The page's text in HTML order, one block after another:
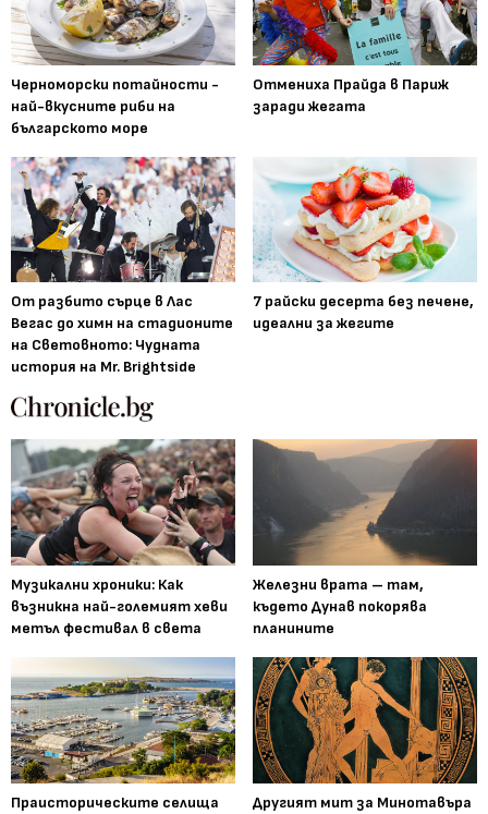
Черноморски потайности -
най-вкусните риби на
българското море
Отмениха Прайда в Париж
заради жегата
От разбито сърце в Лас
Вегас до химн на стадионите
на Световното: Чудната
история на Mr. Brightside
7 райски десерта без печене,
идеални за жегите
Музикални хроники: Как
възникна най-големият хеви
метъл фестивал в света
Железни врата – там,
където Дунав покорява
планините
Праисторическите селища
Другият мит за Минотавъра